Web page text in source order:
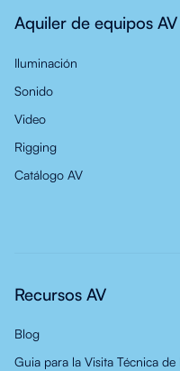
Aquiler de equipos AV
Iluminación
Sonido
Video
Rigging
Catálogo AV
Recursos AV
Blog
Guia para la Visita Técnica de